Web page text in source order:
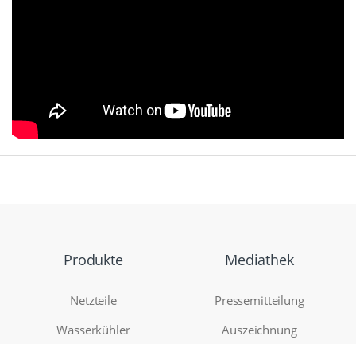
Produkte
Netzteile
Wasserkühler
Mediathek
Pressemitteilung
Auszeichnung